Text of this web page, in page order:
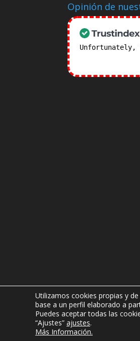
Opinión de
Copyright © 2019
Utilizamos cookies propias y
base a un perfil elaborado a
Puedes aceptar todas las
“Ajustes” ajustes.
Más Información.